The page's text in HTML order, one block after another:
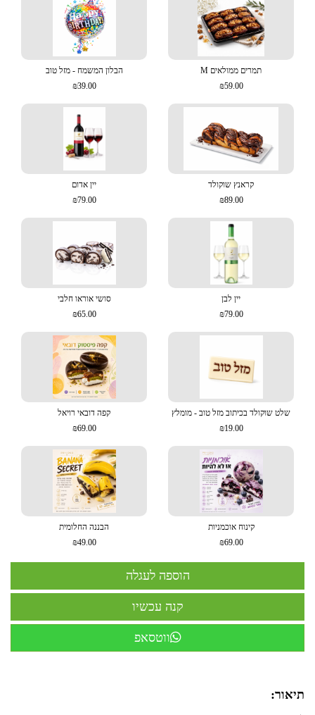
תמרים ממולאים M
₪59.00
הבלון המשמח - מזל טוב
₪39.00
קראנץ שוקולד
₪89.00
יין אדום
₪79.00
יין לבן
₪79.00
סושי אוראו חלבי
₪65.00
שלט שוקולד בכיתוב מזל טוב - מומלץ
₪19.00
קפה דובאי רויאל
₪69.00
קינוח אוכמניות
₪69.00
הבננה החלומית
₪49.00
ווטסאפ
תיאור: